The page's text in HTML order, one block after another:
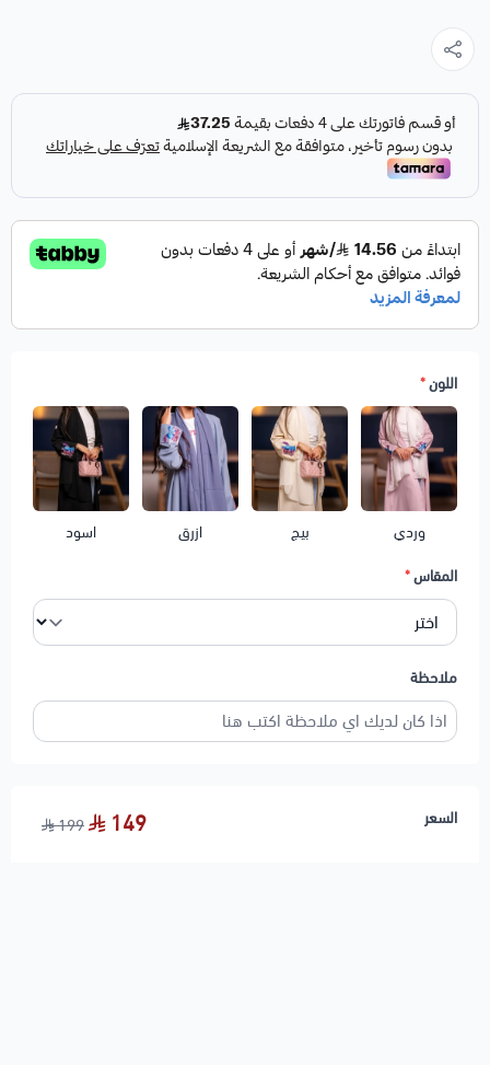
اللون*
وردي بيج ازرق
اسود
المقاس*
ملاحظة
السعر 149
199